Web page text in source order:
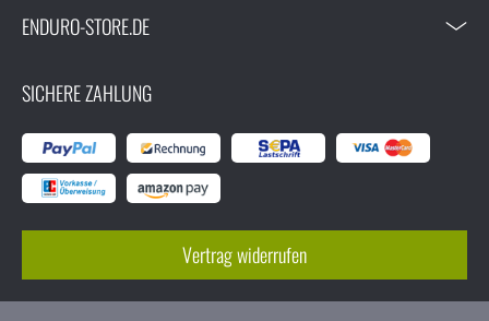
ENDURO-STORE.DE
SICHERE ZAHLUNG
Vertrag widerrufen